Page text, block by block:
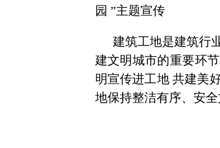
园 ”主题宣传
建筑工地是建筑行
建文明城市的重要环
明宣传进工地 共建美
地保持整洁有序、安